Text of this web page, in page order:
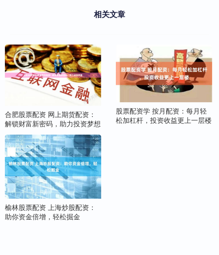
相关文章
合肥股票配资 网上期货配资：
解锁财富新密码，助力投资梦想
股票配资学 按月配资：每月轻
松加杠杆，投资收益更上一层楼
榆林股票配资 上海炒股配资：
助你资金倍增，轻松掘金